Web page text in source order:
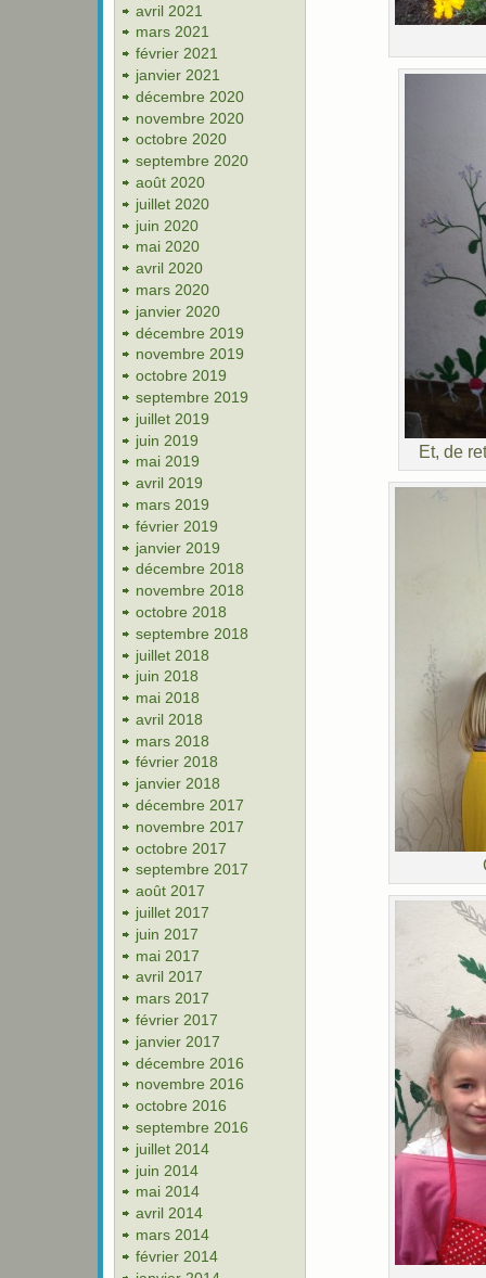
avril 2021
mars 2021
février 2021
janvier 2021
décembre 2020
novembre 2020
octobre 2020
septembre 2020
août 2020
juillet 2020
juin 2020
mai 2020
avril 2020
mars 2020
janvier 2020
décembre 2019
novembre 2019
octobre 2019
septembre 2019
juillet 2019
juin 2019
mai 2019
avril 2019
mars 2019
février 2019
janvier 2019
décembre 2018
novembre 2018
octobre 2018
septembre 2018
juillet 2018
juin 2018
mai 2018
avril 2018
mars 2018
février 2018
janvier 2018
décembre 2017
novembre 2017
octobre 2017
septembre 2017
août 2017
juillet 2017
juin 2017
mai 2017
avril 2017
mars 2017
février 2017
janvier 2017
décembre 2016
novembre 2016
octobre 2016
septembre 2016
juillet 2014
juin 2014
mai 2014
avril 2014
mars 2014
février 2014
Et, de